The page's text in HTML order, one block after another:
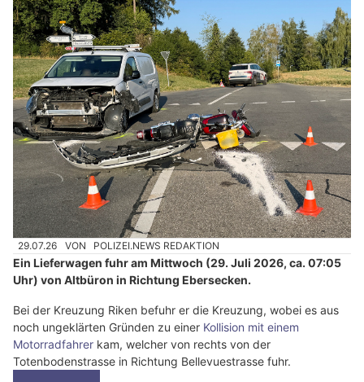
29.07.26 VON POLIZEI.NEWS REDAKTION
Ein Lieferwagen fuhr am Mittwoch (29. Juli 2026, ca. 07:05
Uhr) von Altbüron in Richtung Ebersecken.
Bei der Kreuzung Riken befuhr er die Kreuzung, wobei es aus
noch ungeklärten Gründen zu einer Kollision mit einem
Motorradfahrer kam, welcher von rechts von der
Totenbodenstrasse in Richtung Bellevuestrasse fuhr.